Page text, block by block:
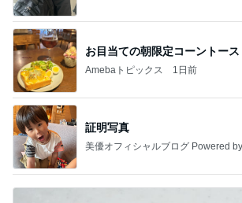
お目当ての朝限定コーントース
Amebaトピックス 1日前
証明写真
美優オフィシャルブログ Powered